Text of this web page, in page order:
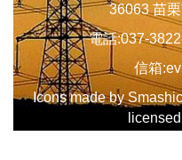
36063苗
電話:037-
信箱:
Icons made by